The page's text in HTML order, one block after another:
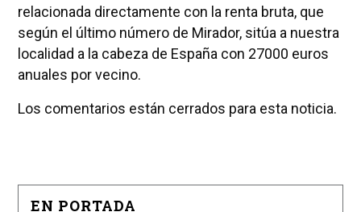
relacionada directamente con la renta bruta, que
según el último número de Mirador, sitúa a nuestra
localidad a la cabeza de España con 27000 euros
anuales por vecino.
Los comentarios están cerrados para esta noticia.
EN PORTADA